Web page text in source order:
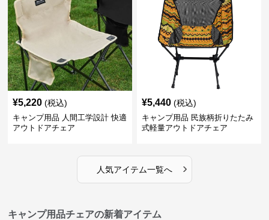
¥5,220 (税込)
キャンプ用品 人間工学設計 快適
アウトドアチェア
¥5,440 (税込)
キャンプ用品 民族柄折りたたみ
式軽量アウトドアチェア
人気アイテム一覧へ ›
キャンプ用品チェアの新着アイテム